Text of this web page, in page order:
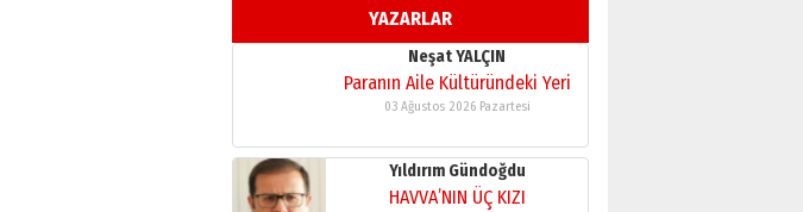
YAZARLAR
11 Mayıs 2026 Pazartesi
Neşat YALÇIN
Paranın Aile Kültüründeki Yeri
03 Ağustos 2026 Pazartesi
Yıldırım Gündoğdu
HAVVA’NIN ÜÇ KIZI